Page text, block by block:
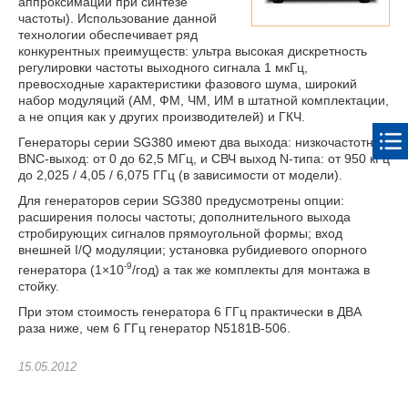
частоты). Использование данной
технологии обеспечивает ряд
конкурентных преимуществ: ультра высокая дискретность
регулировки частоты выходного сигнала 1 мкГц,
превосходные характеристики фазового шума, широкий
набор модуляций (АМ, ФМ, ЧМ, ИМ в штатной комплектации,
а не опция как у других производителей) и ГКЧ.
Генераторы серии SG380 имеют два выхода: низкочастотный
BNC-выход: от 0 до 62,5 МГц, и СВЧ выход N-типа: от 950 кГц
до 2,025 / 4,05 / 6,075 ГГц (в зависимости от модели).
Для генераторов серии SG380 предусмотрены опции:
расширения полосы частоты; дополнительного выхода
стробирующих сигналов прямоугольной формы; вход
внешней I/Q модуляции; установка рубидиевого опорного
генератора (1×10-9/год) а так же комплекты для монтажа в
стойку.
При этом стоимость генератора 6 ГГц практически в ДВА
раза ниже, чем 6 ГГц генератор N5181B-506.
15.05.2012